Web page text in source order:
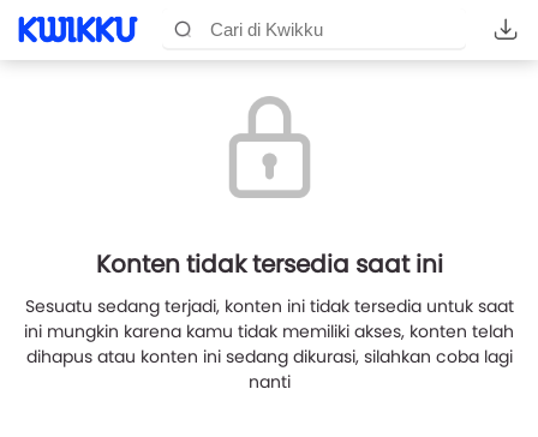
Konten tidak tersedia saat ini
Sesuatu sedang terjadi, konten ini tidak tersedia untuk saat
ini mungkin karena kamu tidak memiliki akses, konten telah
dihapus atau konten ini sedang dikurasi, silahkan coba lagi
nanti